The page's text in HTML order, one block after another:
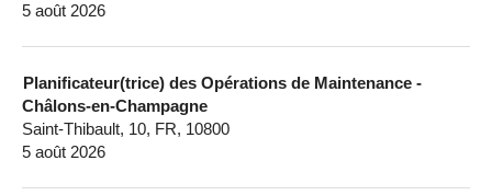
5 août 2026
Planificateur(trice) des Opérations de Maintenance -
Châlons-en-Champagne
Saint-Thibault, 10, FR, 10800
5 août 2026